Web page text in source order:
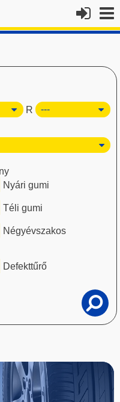
R
Nyári gumi
Téli gumi
Négyévszakos
Defekttűrő